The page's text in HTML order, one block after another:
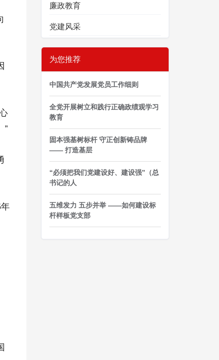
”
廉政教育
党建风采
为您推荐
中国共产党发展党员工作细则
全党开展树立和践行正确政绩观学习
教育
固本强基树标杆 守正创新铸品牌
—— 打造基层
“必须把我们党建设好、建设强”（总
书记的人
五维发力 五步并举 ——如何建设标
杆样板党支部